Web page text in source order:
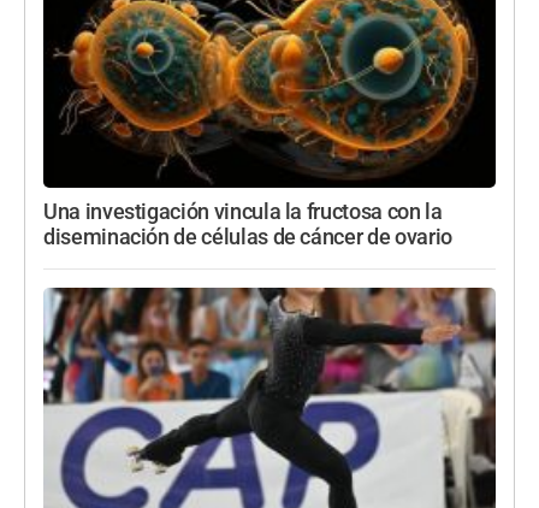
Una investigación vincula la fructosa con la
diseminación de células de cáncer de ovario